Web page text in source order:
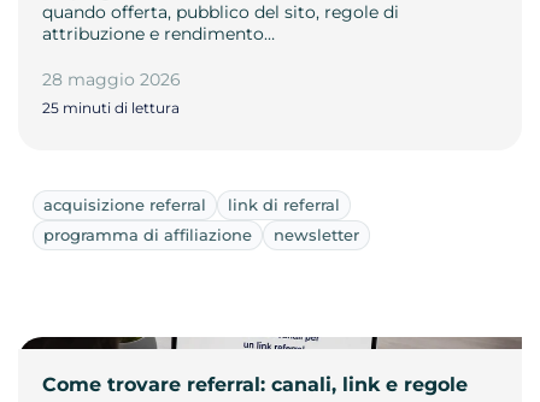
quando offerta, pubblico del sito, regole di
attribuzione e rendimento…
28 maggio 2026
25 minuti di lettura
acquisizione referral
link di referral
programma di affiliazione
newsletter
Come trovare referral: canali, link e regole